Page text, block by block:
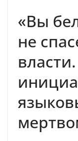
«Вы
не